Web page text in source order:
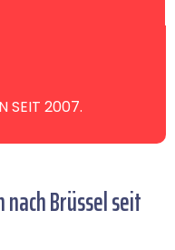
SEIT 2007.
Brüssel seit